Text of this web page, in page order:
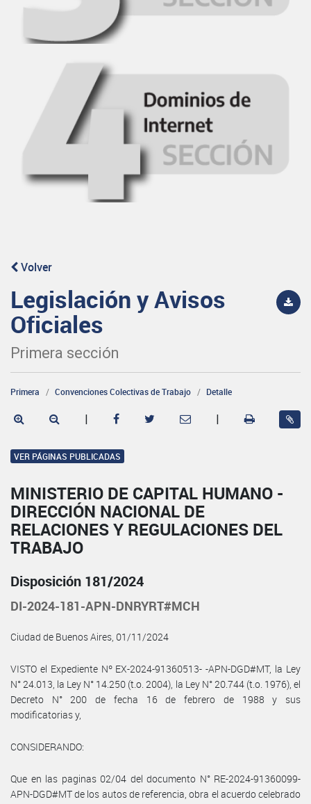
Volver
Legislación y Avisos
Oficiales
Primera sección
Primera Convenciones Colectivas de Trabajo Detalle
| |
VER PÁGINAS PUBLICADAS
MINISTERIO DE CAPITAL HUMANO -
DIRECCIÓN NACIONAL DE
RELACIONES Y REGULACIONES DEL
TRABAJO
Disposición 181/2024
DI-2024-181-APN-DNRYRT#MCH
Ciudad de Buenos Aires, 01/11/2024
VISTO el Expediente Nº EX-2024-91360513- -APN-DGD#MT, la Ley
N° 24.013, la Ley N° 14.250 (t.o. 2004), la Ley N° 20.744 (t.o. 1976), el
Decreto N° 200 de fecha 16 de febrero de 1988 y sus
modificatorias y,
CONSIDERANDO:
Que en las paginas 02/04 del documento N° RE-2024-91360099-
APN-DGD#MT de los autos de referencia, obra el acuerdo celebrado